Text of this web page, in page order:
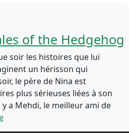
of the Hedgehog
soir les histoires que lui
un hérisson qui
le père de Nina est
plus sérieuses liées à son
a Mehdi, le meilleur ami de